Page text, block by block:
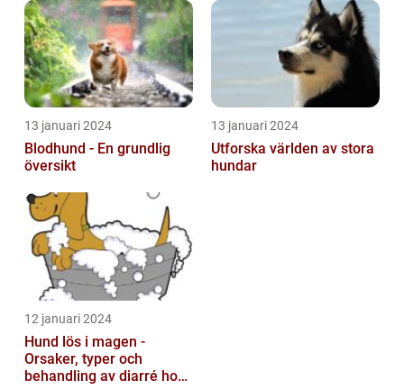
13 januari 2024
Blodhund - En grundlig
översikt
13 januari 2024
Utforska världen av stora
hundar
12 januari 2024
Hund lös i magen -
Orsaker, typer och
behandling av diarré hos